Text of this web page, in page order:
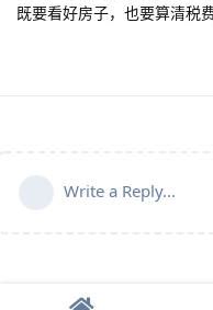
既要看好房子，也要算清税
Write a Reply...